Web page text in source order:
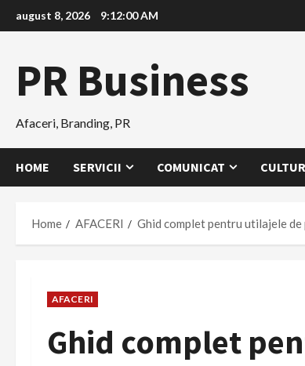
to
august 8, 2026 9:12:01 AM
PR Business
Afaceri, Branding, PR
HOME SERVICII COMUNICAT
Home AFACERI Ghid complet pentru utilajele de
AFACERI
Ghid complet